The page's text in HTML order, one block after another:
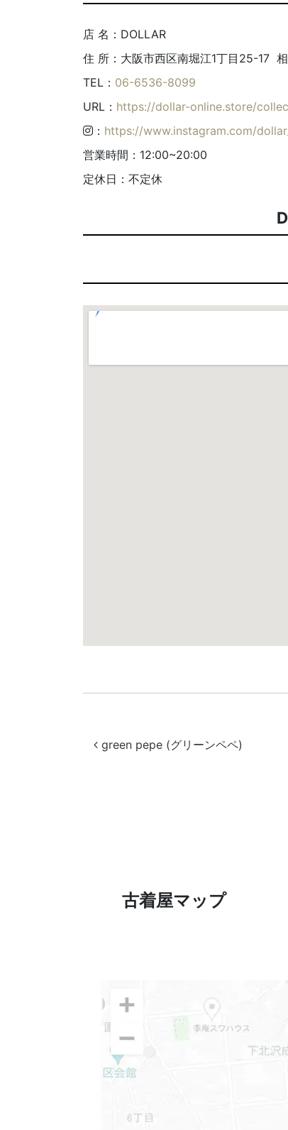
店 名：DOLLAR
住 所：大阪市西区南堀江1丁目25-17
TEL： 06-6536-8099
URL： https://dollar-online.store/
： https://www.instagram.com/
営業時間：12:00~20:00
定休日：不定休
投稿ナビゲ
green pepe (グリーンペペ)
古着屋マップ